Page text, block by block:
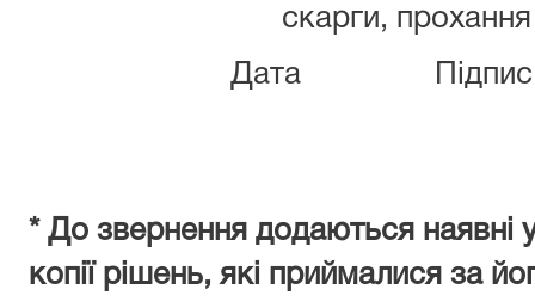
скарги,
Дата
* До звернення додаються наявні
копії рішень, які приймалися за